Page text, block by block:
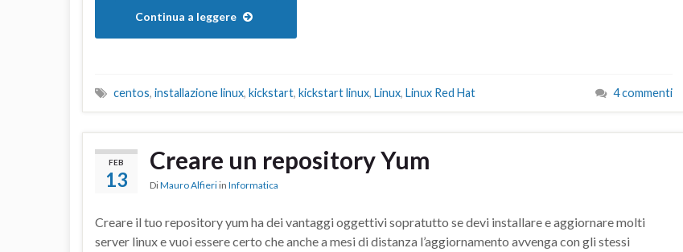
Continua a leggere
centos, installazione linux, kickstart, kickstart linux, Linux, Linux Red Hat 4 commenti
FEB
13
Creare un repository Yum
DiMauro Alfieri in Informatica
Creare il tuo repository yum ha dei vantaggi oggettivi sopratutto se devi installare e aggiornare molti
server linux e vuoi essere certo che anche a mesi di distanza l’aggiornamento avvenga con gli stessi